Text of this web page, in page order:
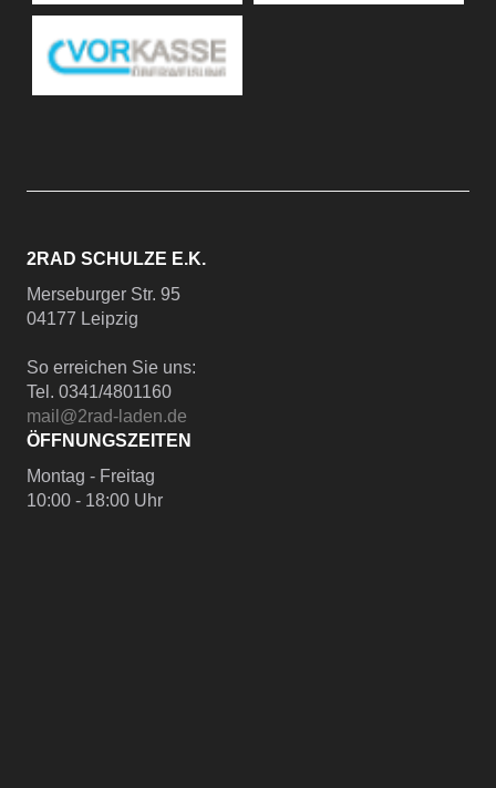
2RAD SCHULZE E.K.
Merseburger Str. 95
04177 Leipzig
So erreichen Sie uns:
Tel. 0341/4801160
mail@2rad-laden.de
ÖFFNUNGSZEITEN
Montag - Freitag
10:00 - 18:00 Uhr